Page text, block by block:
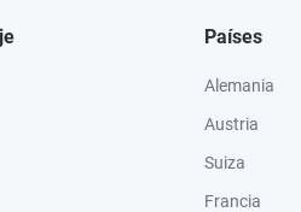
Países
Alemania
Austria
Suiza
Francia